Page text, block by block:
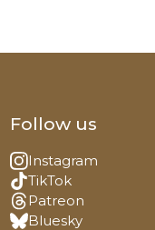
Follow us
Instagram
TikTok
Patreon
Bluesky